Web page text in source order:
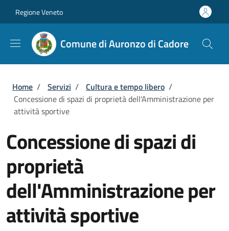
Regione Veneto
Comune di Auronzo di Cadore
Briciole di pane
Home / Servizi / Cultura e tempo libero /
Concessione di spazi di proprietà dell'Amministrazione per
attività sportive
Concessione di spazi di
proprietà
dell'Amministrazione per
attività sportive